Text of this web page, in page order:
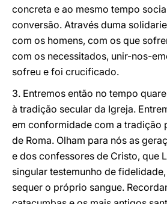
concreta e ao mesmo tempo
conversão. Através duma
com os homens, com os que
com os necessitados, unir-nos-
sofreu e foi crucificado.
3. Entremos então no tempo
à tradição secular da Igreja.
em conformidade com a tradição
de Roma. Olham para nós as
e dos confessores de Cristo, que
singular testemunho de
sequer o próprio sangue.